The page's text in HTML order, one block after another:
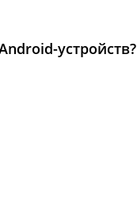
устройств?